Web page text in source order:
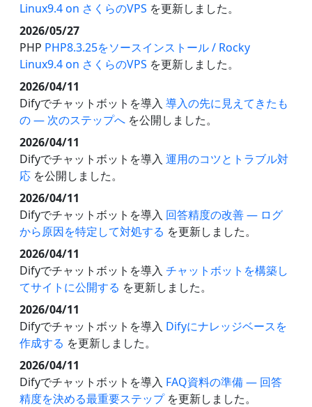
Linux9.4 on さくらのVPS を更新しました。
2026/05/27
PHP PHP8.3.25をソースインストール / Rocky
Linux9.4 on さくらのVPS を更新しました。
2026/04/11
Difyでチャットボットを導入 導入の先に見えてきたも
の — 次のステップへ を公開しました。
2026/04/11
Difyでチャットボットを導入 運用のコツとトラブル対
応 を公開しました。
2026/04/11
Difyでチャットボットを導入 回答精度の改善 — ログ
から原因を特定して対処する を更新しました。
2026/04/11
Difyでチャットボットを導入 チャットボットを構築し
てサイトに公開する を更新しました。
2026/04/11
Difyでチャットボットを導入 Difyにナレッジベースを
作成する を更新しました。
2026/04/11
Difyでチャットボットを導入 FAQ資料の準備 — 回答
精度を決める最重要ステップを更新しました。